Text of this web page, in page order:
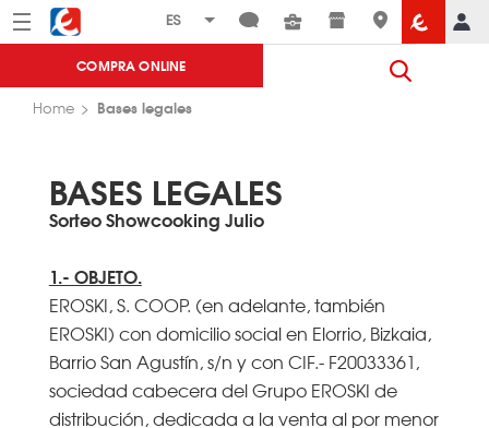
Menú Eroski
COMPRA ONLINE
Home Bases legales
BASES LEGALES
Sorteo Showcooking Julio
1.- OBJETO.
EROSKI, S. COOP. (en adelante, también
EROSKI) con domicilio social en Elorrio, Bizkaia,
Barrio San Agustín, s/n y con CIF.- F20033361,
sociedad cabecera del Grupo EROSKI de
distribución, dedicada a la venta al por menor